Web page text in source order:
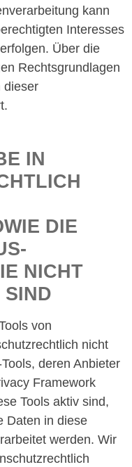
kann
Interesses
Über die
Rechtsgrundlagen
dieser
IN
DIE
NICHT
SIND
von
nicht
deren Anbieter
Framework
Tools aktiv sind,
Daten in diese
werden. Wir